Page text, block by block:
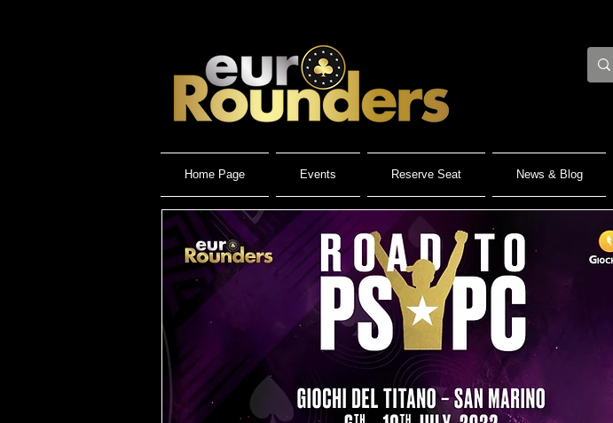
Home Page Events Reserve Seat News & Blog